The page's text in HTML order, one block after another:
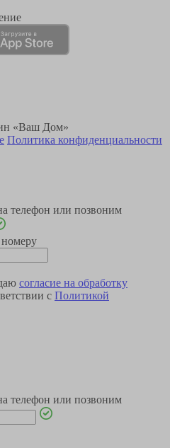
«Ваш Дом»
Политика конфиденциальности
телефон или позвоним
номеру
согласие на обработку
с Политикой
телефон или позвоним